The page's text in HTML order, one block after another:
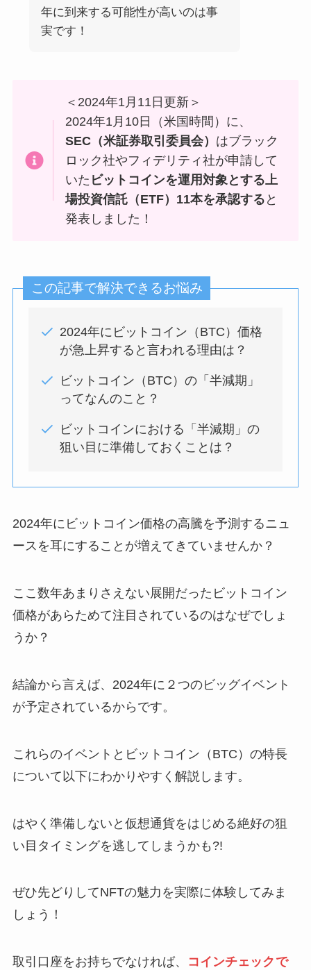
年に到来する可能性が高いのは事
実です！
＜2024年1月11日更新＞
2024年1月10日（米国時間）に、
SEC（米証券取引委員会） はブラック
ロック社やフィデリティ社が申請して
いた ビットコインを運用対象とする上
場投資信託（ETF）11本を承認する と
発表しました！
この記事で解決できるお悩み
2024年にビットコイン（BTC）価格
が急上昇すると言われる理由は？
ビットコイン（BTC）の「半減期」
ってなんのこと？
ビットコインにおける「半減期」の
狙い目に準備しておくことは？
2024年にビットコイン価格の高騰を予測するニュ
ースを耳にすることが増えてきていませんか？
ここ数年あまりさえない展開だったビットコイン
価格があらためて注目されているのはなぜでしょ
うか？
結論から言えば、2024年に２つのビッグイベント
が予定されているからです。
これらのイベントとビットコイン（BTC）の特長
について以下にわかりやすく解説します。
はやく準備しないと仮想通貨をはじめる絶好の狙
い目タイミングを逃してしまうかも?!
ぜひ先どりしてNFTの魅力を実際に体験してみま
しょう！
取引口座をお持ちでなければ、 コインチェック で